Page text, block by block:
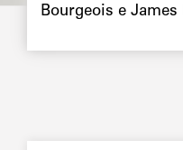
Bourgeois e James